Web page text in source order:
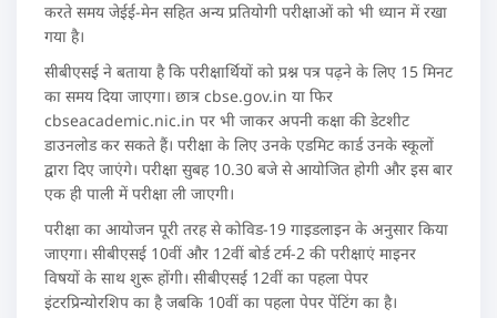
करते समय जेईई-मेन सहित अन्य प्रतियोगी परीक्षाओं को भी ध्यान में रखा
गया है।
सीबीएसई ने बताया है कि परीक्षार्थियों को प्रश्न पत्र पढ़ने के लिए 15 मिनट
का समय दिया जाएगा। छात्र cbse.gov.in या फिर
cbseacademic.nic.in पर भी जाकर अपनी कक्षा की डेटशीट
डाउनलोड कर सकते हैं। परीक्षा के लिए उनके एडमिट कार्ड उनके स्कूलों
द्वारा दिए जाएंगे। परीक्षा सुबह 10.30 बजे से आयोजित होगी और इस बार
एक ही पाली में परीक्षा ली जाएगी।
परीक्षा का आयोजन पूरी तरह से कोविड-19 गाइडलाइन के अनुसार किया
जाएगा। सीबीएसई 10वीं और 12वीं बोर्ड टर्म-2 की परीक्षाएं माइनर
विषयों के साथ शुरू होंगी। सीबीएसई 12वीं का पहला पेपर
इंटरप्रिन्योरशिप का है जबकि 10वीं का पहला पेपर पेंटिंग का है।